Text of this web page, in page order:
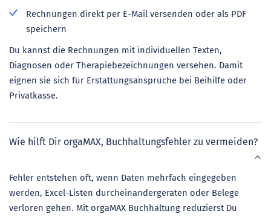
Rechnungen direkt per E-Mail versenden oder als PDF
speichern
Du kannst die Rechnungen mit individuellen Texten,
Diagnosen oder Therapiebezeichnungen versehen. Damit
eignen sie sich für Erstattungsansprüche bei Beihilfe oder
Privatkasse.
Wie hilft Dir orgaMAX, Buchhaltungsfehler zu vermeiden?
Fehler entstehen oft, wenn Daten mehrfach eingegeben
werden, Excel-Listen durcheinandergeraten oder Belege
verloren gehen. Mit orgaMAX Buchhaltung reduzierst Du